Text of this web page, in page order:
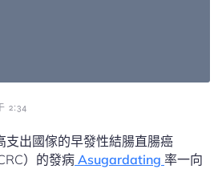
2:34
出國傢的早發性結腸直腸癌
）的發病 Asugardating 率一向